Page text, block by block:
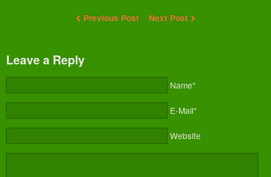
Previous Post Next Post
Leave a Reply
Name*
E-Mail*
Website